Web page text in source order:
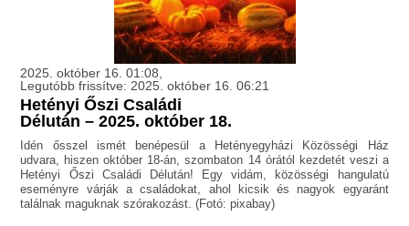
2025. október 16. 01:08,
Legutóbb frissítve: 2025. október 16. 06:21
Hetényi Őszi Családi
Délután – 2025. október 18.
Idén ősszel ismét benépesül a Hetényegyházi Közösségi Ház
udvara, hiszen október 18-án, szombaton 14 órától kezdetét veszi a
Hetényi Őszi Családi Délután! Egy vidám, közösségi hangulatú
eseményre várják a családokat, ahol kicsik és nagyok egyaránt
találnak maguknak szórakozást. (Fotó: pixabay)